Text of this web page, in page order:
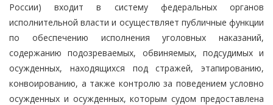
России) входит в систему федеральных органов
исполнительной власти и осуществляет публичные функции
по обеспечению исполнения уголовных наказаний,
содержанию подозреваемых, обвиняемых, подсудимых и
осужденных, находящихся под стражей, этапированию,
конвоированию, а также контролю за поведением условно
осужденных и осужденных, которым судом предоставлена